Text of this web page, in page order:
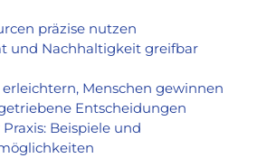
präzise nutzen
und Nachhaltigkeit greifbar
Menschen gewinnen
Entscheidungen
Beispiele und